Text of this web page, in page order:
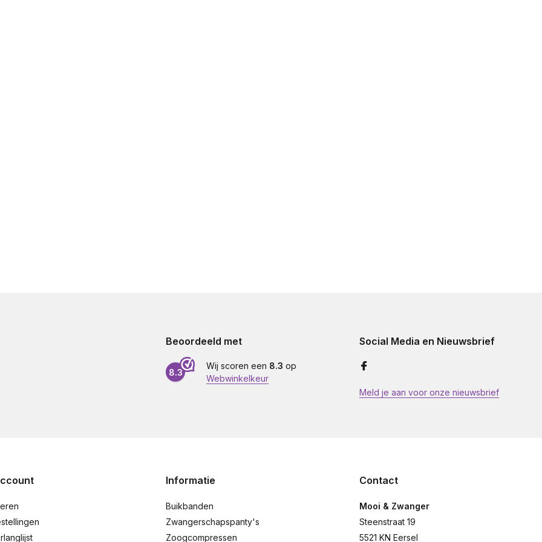
Beoordeeld met
8.3
Wij scoren een 8.3 op
Webwinkelkeur
Social Media en Nieuwsbrief
Meld je aan voor onze nieuwsbrief
Informatie
Buikbanden
Zwangerschapspanty's
Zoogcompressen
Contact
Mooi & Zwanger
Steenstraat 19
5521 KN Eersel